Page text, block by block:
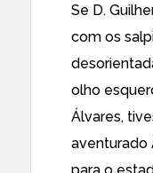
Se D.
com os
olho
Álvares,
aventurado